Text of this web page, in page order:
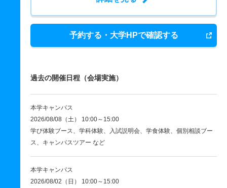
予約する・大学HPで確認する
過去の開催日程（会場実施）
本学キャンパス
2026/08/08（土） 10:00～15:00
学び体験ブース、学科体験、入試説明会、学食体験、個別相談ブー
ス、キャンパスツアー など
本学キャンパス
2026/08/02（日） 10:00～15:00